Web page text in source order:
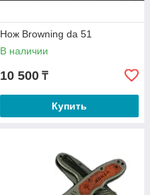
Нож Browning da 51
В наличии
10 500 ₸
Купить